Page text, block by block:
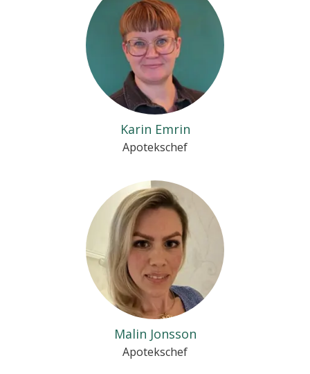
Karin Emrin
Apotekschef
Malin Jonsson
Apotekschef